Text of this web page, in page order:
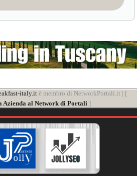
italy.itè membro di NetworkPortali.it | [
Azienda al Network di Portali ]